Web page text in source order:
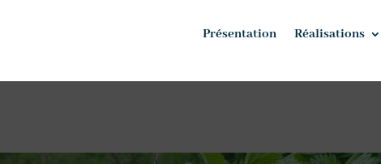
Présentation Réalisations